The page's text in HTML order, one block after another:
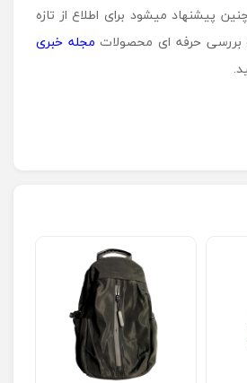
پیشنهاد میشود برای اطلاع از تازه
بررسی حرفه ای محصولات مجله خبری